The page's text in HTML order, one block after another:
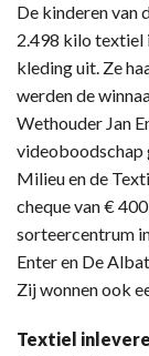
De kinderen van
2.498 kilo textiel
kleding uit. Ze
werden de
Wethouder Jan
videoboodschap
Milieu en de
cheque van €
sorteercentrum
Enter en De
Zij wonnen ook
Textiel